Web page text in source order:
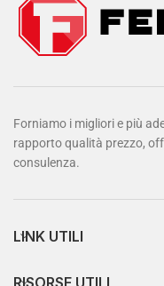
Forniamo i migliori e più
rapporto qualità prezzo,
consulenza.
LINK UTILI